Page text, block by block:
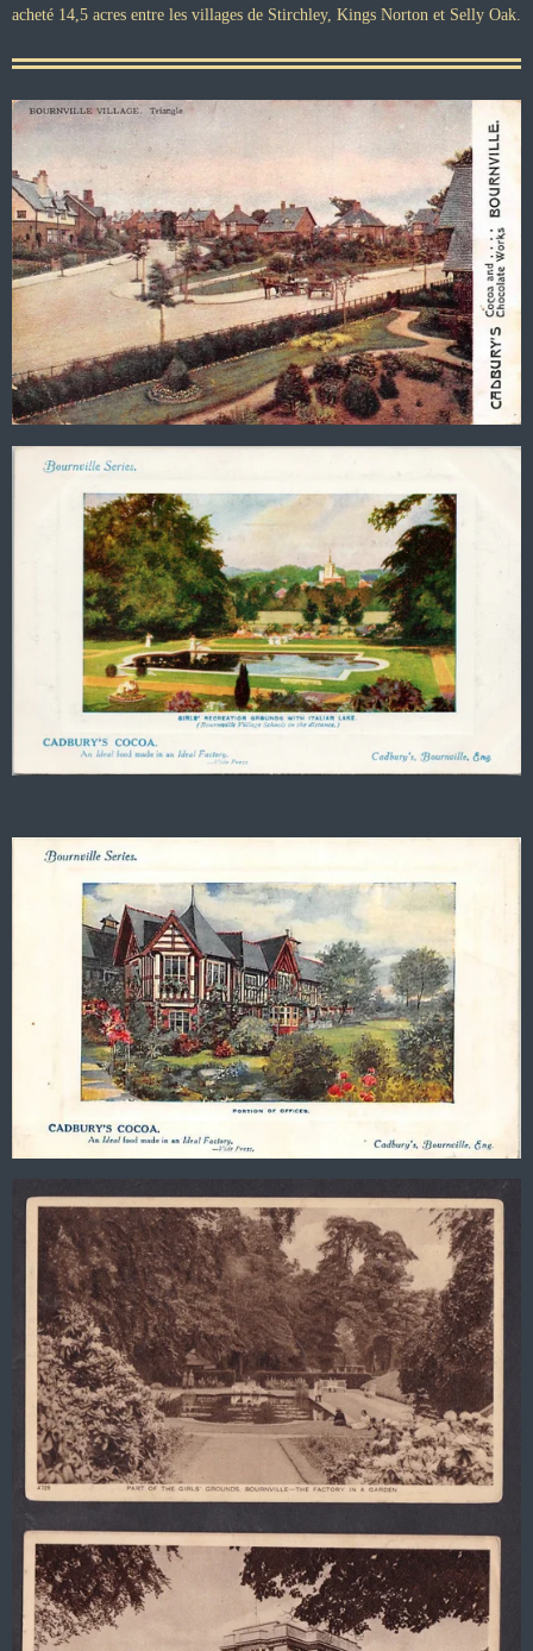
acheté 14,5 acres entre les villages de Stirchley, Kings Norton et Selly Oak.